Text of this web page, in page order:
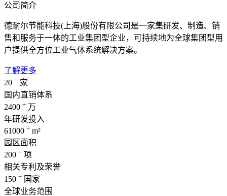
公司简介
德耐尔节能科技(上海)股份有限公司是一家集研发、制造、销
售和服务于一体的工业集团型企业，可持续地为全球集团型用
户提供全方位工业气体系统解决方案。
了解更多
20 + 家
国内直销体系
2400 + 万
年研发投入
61000 + m²
园区面积
200 + 项
相关专利及荣誉
150 + 国家
全球业务范围